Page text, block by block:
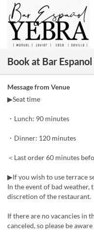
Book at Bar
Message from Venue
▶Seat time
・Lunch: 90 minutes
・Dinner: 120 minutes
＜Last order 60 minutes
▶If you wish to use terrace
In the event of bad weather,
discretion of the restaurant.
If there are no vacancies in
canceled, so please be